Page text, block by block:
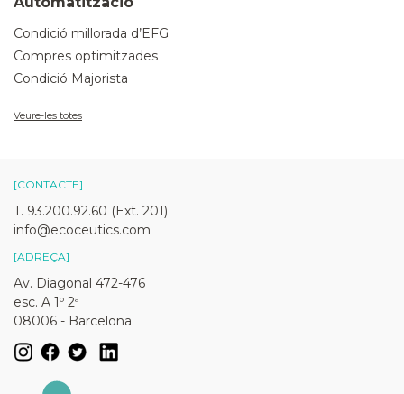
Condició millorada d’EFG
Compres optimitzades
Condició Majorista
Veure-les totes
[CONTACTE]
T. 93.200.92.60 (Ext. 201)
info@ecoceutics.com
[ADREÇA]
Av. Diagonal 472-476
esc. A 1º 2ª
08006 - Barcelona